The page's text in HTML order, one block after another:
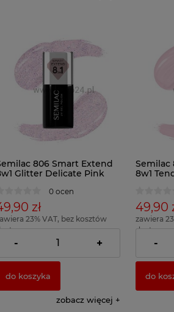
806 Smart Extend
Glitter Delicate Pink
0 ocen
zł
23% VAT, bez kosztów
dostawy
( 1 x 100ml = 712,86 zł )
- +
do koszyka
zobacz więcej
Semilac
8w1
49,90
zawiera
dostawy
( 1 x-
do